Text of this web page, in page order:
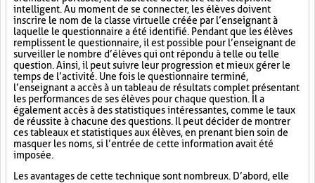
intelligent. Au moment de se connecter, les élèves doivent
inscrire le nom de la classe virtuelle créée par l’enseignant à
laquelle le questionnaire a été identifié. Pendant que les élèves
remplissent le questionnaire, il est possible pour l’enseignant de
surveiller le nombre d’élèves qui ont répondu à telle ou telle
question. Ainsi, il peut suivre leur progression et mieux gérer le
temps de l’activité. Une fois le questionnaire terminé,
l’enseignant a accès à un tableau de résultats complet présentant
les performances de ses élèves pour chaque question. Il a
également accès à des statistiques intéressantes, comme le taux
de réussite à chacune des questions. Il peut décider de montrer
ces tableaux et statistiques aux élèves, en prenant bien soin de
masquer les noms, si l’entrée de cette information avait été
imposée.
Les avantages de cette technique sont nombreux. D’abord, elle